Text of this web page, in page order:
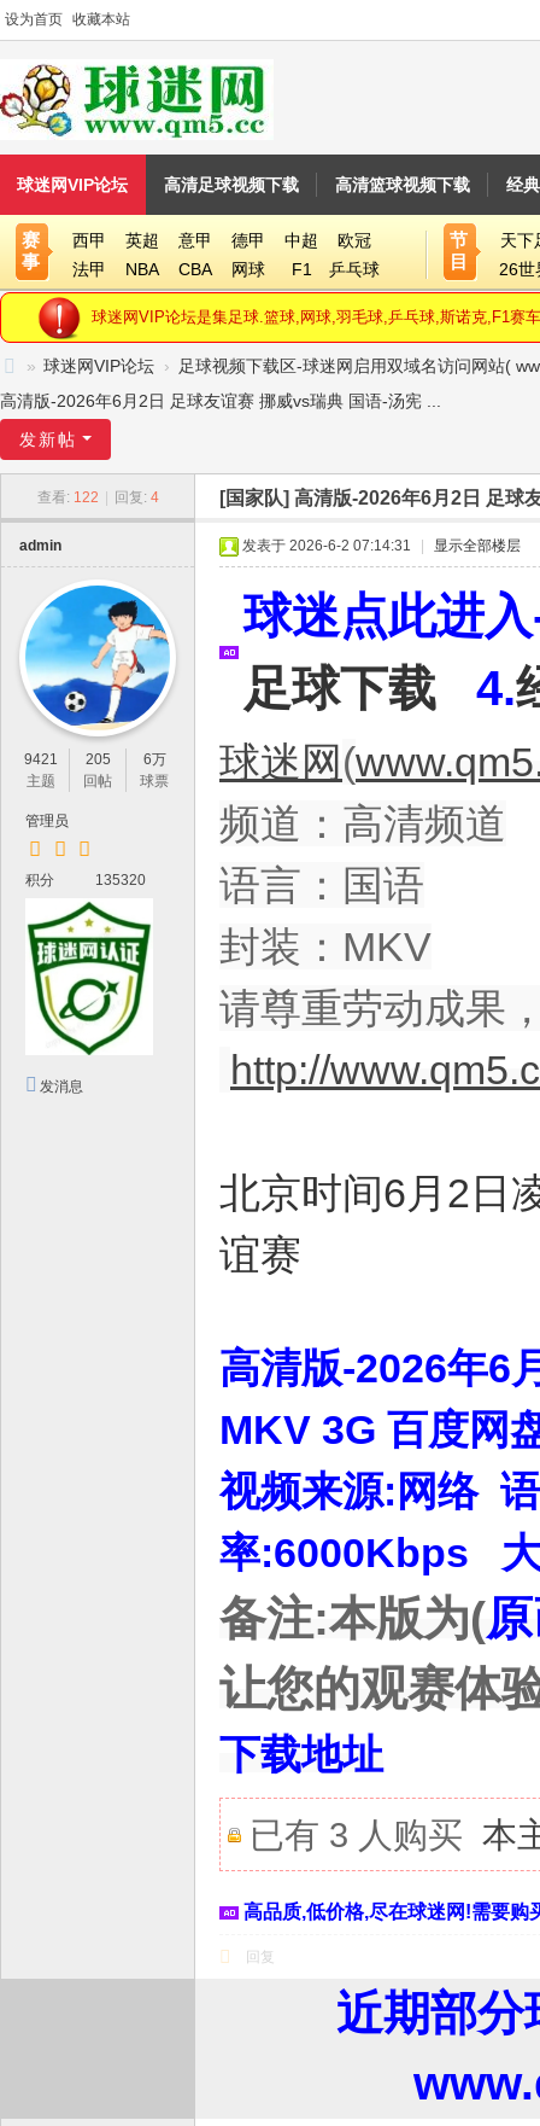
设为首页 收藏本站
球迷网VIP论坛 高清足球视频下载 高清篮球视频下载 经
赛
事
西甲 英超 意甲 德甲 中超
欧冠
法甲
NBA CBA 网球 F1 乒乓球
节
目
天下
26世
球迷网VIP论坛是集足球.篮球,网球,羽毛球,乒乓球,斯诺克,F1赛
球
网
» 球迷网VIP论坛 ›
足球视频下载区-球迷网启用双域名访问网站(
高清版-2026年6月2日 足球友谊赛 挪威vs瑞典 国语-汤宪 ...
发新帖
查看: 122 回复: 4 [国家队] 高清版-2026年6月2日 足球
admin
9421
主题
205
回帖
6万
球票
管理员
积分 135320
发消息
发表于 2026-6-2 07:14:31 显示全部楼层
球迷点此进
足球下载 4.
球迷网 (
频道：高清频道
语言：国语
封装：MKV
请尊重劳动成果
http://
北京时间6月2日
谊赛
高清版-2026年6
MKV 3G 百度网
视频来源:网络
率:6000Kbps
备注:本版为(
让您的观赛体
下载地址
已有 3 人购买 本
高品质,低价格,尽在球迷网!需要购
回复
近期部分